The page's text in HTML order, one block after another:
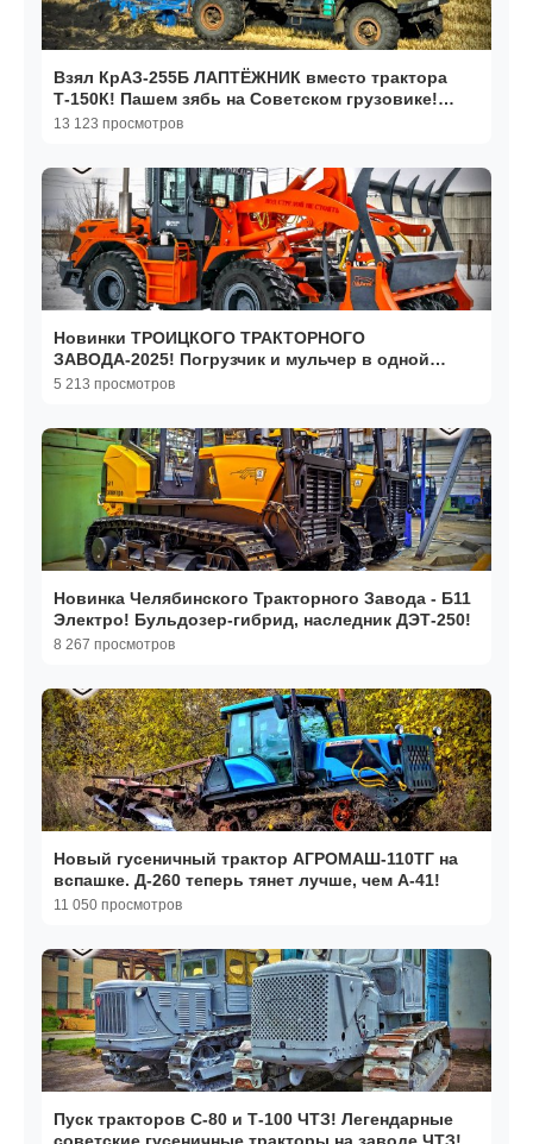
Взял КрАЗ-255Б ЛАПТЁЖНИК вместо трактора
Т-150К! Пашем зябь на Советском грузовике!
Машины СССР!
13 123 просмотров
Новинки ТРОИЦКОГО ТРАКТОРНОГО
ЗАВОДА-2025! Погрузчик и мульчер в одной
машине!
5 213 просмотров
Новинка Челябинского Тракторного Завода - Б11
Электро! Бульдозер-гибрид, наследник ДЭТ-250!
8 267 просмотров
Новый гусеничный трактор АГРОМАШ-110ТГ на
вспашке. Д-260 теперь тянет лучше, чем А-41!
11 050 просмотров
Пуск тракторов С-80 и Т-100 ЧТЗ! Легендарные